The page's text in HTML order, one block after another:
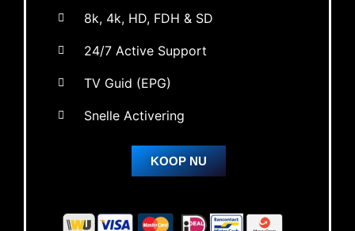
8k, 4k, HD, FDH & SD
24/7 Active Support
TV Guid (EPG)
Snelle Activering
KOOP NU